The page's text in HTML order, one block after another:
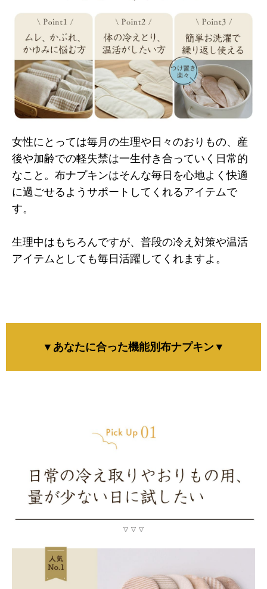
女性にとっては毎月の生理や日々のおりもの、産
後や加齢での軽失禁は一生付き合っていく日常的
なこと。布ナプキンはそんな毎日を心地よく快適
に過ごせるようサポートしてくれるアイテムで
す。
生理中はもちろんですが、普段の冷え対策や温活
アイテムとしても毎日活躍してくれますよ。
▼あなたに合った機能別布ナプキン▼
▽ ▽ ▽